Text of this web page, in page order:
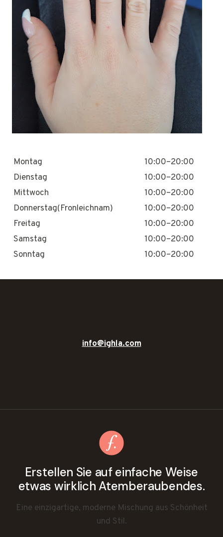
Montag
10:00–20:00
Dienstag
10:00–20:00
Mittwoch
10:00–20:00
Donnerstag(Fronleichnam)
10:00–20:00
Freitag
10:00–20:00
Samstag
10:00–20:00
Sonntag
10:00–20:00
info@ighla.com
Erstellen Sie auf einfache Weise
etwas wirklich Atemberaubendes.
Eine einzigartige, moderne Mischung aus Schönheit
und Stil.